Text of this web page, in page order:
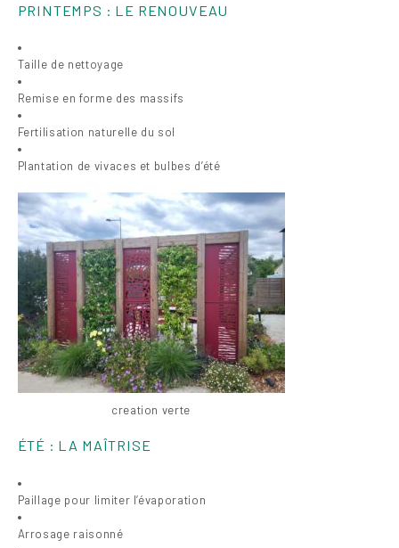
PRINTEMPS : LE RENOUVEAU
Taille de nettoyage
Remise en forme des massifs
Fertilisation naturelle du sol
Plantation de vivaces et bulbes d’été
creation verte
ÉTÉ : LA MAÎTRISE
Paillage pour limiter l’évaporation
Arrosage raisonné